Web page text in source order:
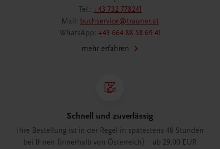
Tel.: +43 732 778241
Mail: buchservice@trauner.at
WhatsApp: +43 664 88 58 69 41
mehr erfahren
Schnell und zuverlässig
Ihre Bestellung ist in der Regel in spätestens 48 Stunden
bei Ihnen (innerhalb von Österreich) – ab 29,00 EUR